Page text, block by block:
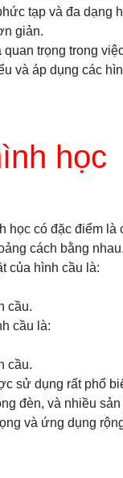
tạp và đa
giản.
trọng trong
và áp dụng các
học
học có đặc điểm
cách bằng nhau.
của hình cầu là:
cầu.
cầu là:
cầu.
sử dụng rất phổ
đèn, và nhiều
và ứng dụng